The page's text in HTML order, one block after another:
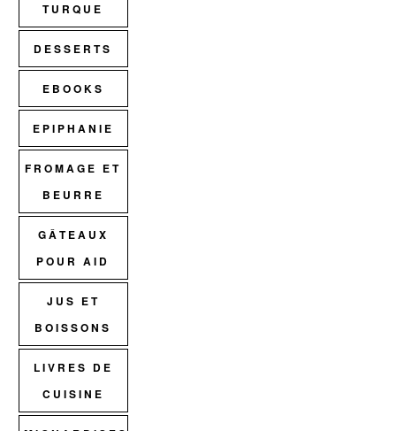
TURQUE
DESSERTS
EBOOKS
EPIPHANIE
FROMAGE ET
BEURRE
GÂTEAUX
POUR AID
JUS ET
BOISSONS
LIVRES DE
CUISINE